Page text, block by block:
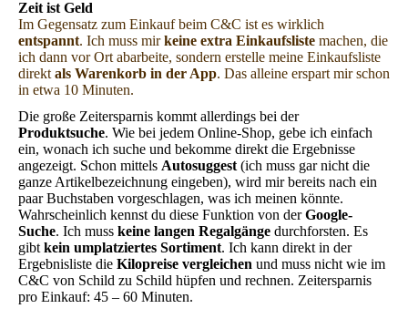
Zeit ist Geld
Im Gegensatz zum Einkauf beim C&C ist es wirklich
entspannt. Ich muss mirkeine extra Einkaufsliste machen, die
ich dann vor Ort abarbeite, sondern erstelle meine Einkaufsliste
direkt als Warenkorb in der App. Das alleine erspart mir schon
in etwa 10 Minuten.
Die große Zeitersparnis kommt allerdings bei der
Produktsuche. Wie bei jedem Online-Shop, gebe ich einfach
ein, wonach ich suche und bekomme direkt die Ergebnisse
angezeigt. Schon mittels Autosuggest (ich muss gar nicht die
ganze Artikelbezeichnung eingeben), wird mir bereits nach ein
paar Buchstaben vorgeschlagen, was ich meinen könnte.
Wahrscheinlich kennst du diese Funktion von derGoogle-
Suche. Ich muss keine langen Regalgänge durchforsten. Es
gibt kein umplatziertes Sortiment. Ich kann direkt in der
Ergebnisliste die Kilopreise vergleichen und muss nicht wie im
C&C von Schild zu Schild hüpfen und rechnen. Zeitersparnis
pro Einkauf: 45 – 60 Minuten.